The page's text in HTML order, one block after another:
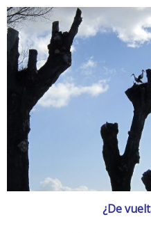
¿De